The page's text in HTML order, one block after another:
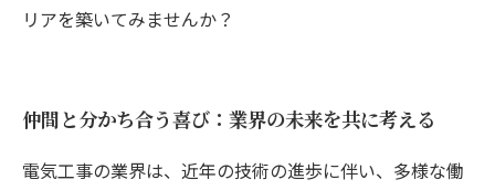
リアを築いてみませんか？
仲間と分かち合う喜び：業界の未来を共に考える
電気工事の業界は、近年の技術の進歩に伴い、多様な働